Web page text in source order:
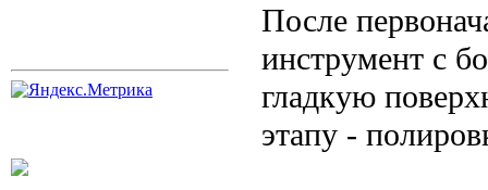
После
инструмент с
гладкую
этапу -